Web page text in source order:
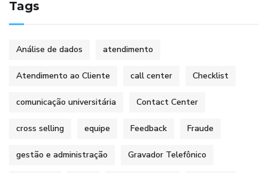
Tags
Análise de dados atendimento
Atendimento ao Cliente call center Checklist
comunicação universitária Contact Center
cross selling equipe Feedback Fraude
gestão e administração Gravador Telefônico